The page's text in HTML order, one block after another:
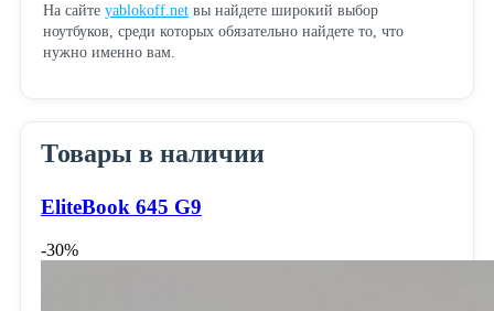
На сайте yablokoff.netвы найдете широкий выбор
ноутбуков, среди которых обязательно найдете то, что
нужно именно вам.
Товары в наличии
EliteBook 645 G9
-30%